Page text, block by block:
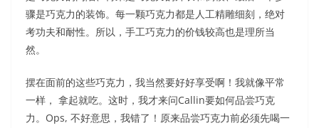
骤是巧克力的装饰。每一颗巧克力都是人工精雕细刻，绝对
考功夫和耐性。所以，手工巧克力的价钱较高也是理所当
然。
摆在面前的这些巧克力，我当然要好好享受啊！我就像平常
一样， 拿起就吃。这时，我才来问Callin要如何品尝巧克
力。Ops, 不好意思，我错了！原来品尝巧克力前必须先喝一